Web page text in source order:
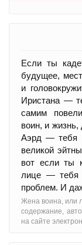
Если ты
будущее,
и
Иристана —
самим
воин, и жизнь,
Аэрд — тебя
великой
вот если ты
лице — тебя
проблем. И
Жена воина, или
содержание,
на сайте